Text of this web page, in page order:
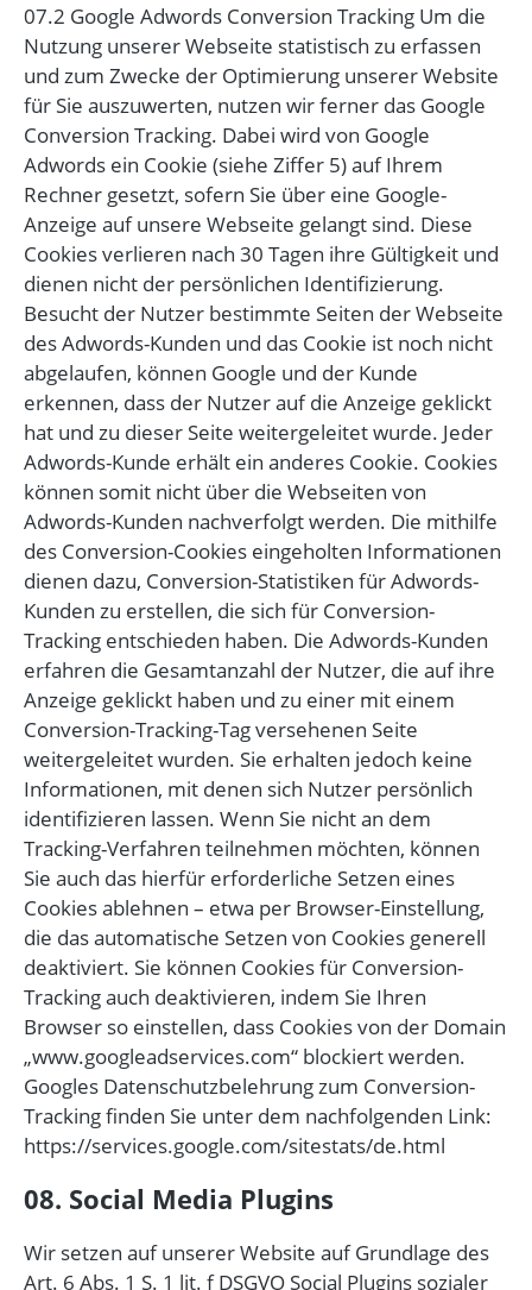
07.2 Google Adwords Conversion Tracking Um die
Nutzung unserer Webseite statistisch zu erfassen
und zum Zwecke der Optimierung unserer Website
für Sie auszuwerten, nutzen wir ferner das Google
Conversion Tracking. Dabei wird von Google
Adwords ein Cookie (siehe Ziffer 5) auf Ihrem
Rechner gesetzt, sofern Sie über eine Google-
Anzeige auf unsere Webseite gelangt sind. Diese
Cookies verlieren nach 30 Tagen ihre Gültigkeit und
dienen nicht der persönlichen Identifizierung.
Besucht der Nutzer bestimmte Seiten der Webseite
des Adwords-Kunden und das Cookie ist noch nicht
abgelaufen, können Google und der Kunde
erkennen, dass der Nutzer auf die Anzeige geklickt
hat und zu dieser Seite weitergeleitet wurde. Jeder
Adwords-Kunde erhält ein anderes Cookie. Cookies
können somit nicht über die Webseiten von
Adwords-Kunden nachverfolgt werden. Die mithilfe
des Conversion-Cookies eingeholten Informationen
dienen dazu, Conversion-Statistiken für Adwords-
Kunden zu erstellen, die sich für Conversion-
Tracking entschieden haben. Die Adwords-Kunden
erfahren die Gesamtanzahl der Nutzer, die auf ihre
Anzeige geklickt haben und zu einer mit einem
Conversion-Tracking-Tag versehenen Seite
weitergeleitet wurden. Sie erhalten jedoch keine
Informationen, mit denen sich Nutzer persönlich
identifizieren lassen. Wenn Sie nicht an dem
Tracking-Verfahren teilnehmen möchten, können
Sie auch das hierfür erforderliche Setzen eines
Cookies ablehnen – etwa per Browser-Einstellung,
die das automatische Setzen von Cookies generell
deaktiviert. Sie können Cookies für Conversion-
Tracking auch deaktivieren, indem Sie Ihren
Browser so einstellen, dass Cookies von der Domain
„www.googleadservices.com“ blockiert werden.
Googles Datenschutzbelehrung zum Conversion-
Tracking finden Sie unter dem nachfolgenden Link:
https://services.google.com/sitestats/de.html
08. Social Media Plugins
Wir setzen auf unserer Website auf Grundlage des
Art. 6 Abs. 1 S. 1 lit. f DSGVO Social Plugins sozialer